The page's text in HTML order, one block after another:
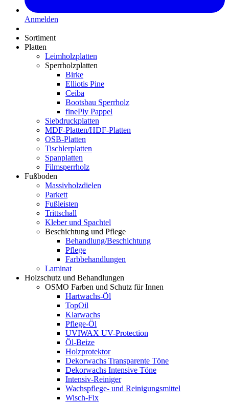
Anmelden
Sortiment
Platten
Leimholzplatten
Sperrholzplatten
Birke
Elliotis Pine
Ceiba
Bootsbau Sperrholz
finePly Pappel
Siebdruckplatten
MDF-Platten/HDF-Platten
OSB-Platten
Tischlerplatten
Spanplatten
Filmsperrholz
Fußboden
Massivholzdielen
Parkett
Fußleisten
Trittschall
Kleber und Spachtel
Beschichtung und Pflege
Behandlung/Beschichtung
Pflege
Farbbehandlungen
Laminat
Holzschutz und Behandlungen
OSMO Farben und Schutz für Innen
Hartwachs-Öl
TopOil
Klarwachs
Pflege-Öl
UVIWAX UV-Protection
Öl-Beize
Holzprotektor
Dekorwachs Transparente Töne
Dekorwachs Intensive Töne
Intensiv-Reiniger
Wachspflege- und Reinigungsmittel
Wisch-Fix